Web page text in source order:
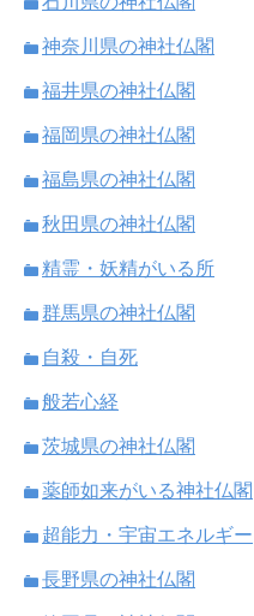
神奈川県の神社仏閣
福井県の神社仏閣
福岡県の神社仏閣
福島県の神社仏閣
秋田県の神社仏閣
精霊・妖精がいる所
群馬県の神社仏閣
自殺・自死
般若心経
茨城県の神社仏閣
薬師如来がいる神社仏閣
超能力・宇宙エネルギー
長野県の神社仏閣